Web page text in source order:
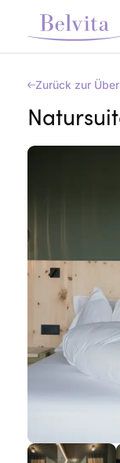
Zurück zur